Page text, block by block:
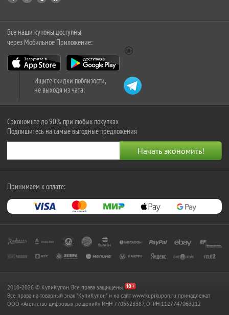
Все наши купоны доступны
через Мобильное Приложение:
Ищите скидки поблизости,
не выходя из чата:
Сэкономьте до 90% при любых покупках
Подпишитесь на самые выгодные предложения
Принимаем к оплате:
2010-2026 © КупиКупон. Все права защищены.
Все права на товарный знак "КупиКупон" и на сайт www.kupikupon.ru принадлежат
OOO «Агентство цифровых решений» ИНН 7705523387, ОГРН 1127747063212